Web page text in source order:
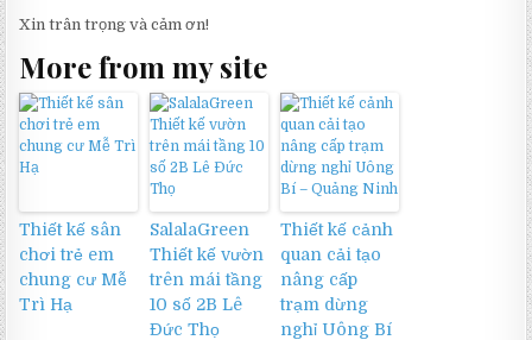
Xin trân trọng và cảm ơn!
More from my site
Thiết kế sân
chơi trẻ em
chung cư Mễ
Trì Hạ
SalalaGreen
Thiết kế vườn
trên mái tầng
10 số 2B Lê
Đức Thọ
Thiết kế cảnh
quan cải tạo
nâng cấp
trạm dừng
nghỉ Uông Bí